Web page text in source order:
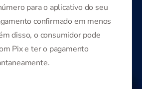
para o aplicativo do seu
confirmado em menos
disso, o consumidor pode
Pix e ter o pagamento